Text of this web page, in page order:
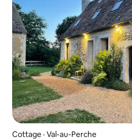
Cottage · Val-au-Perche